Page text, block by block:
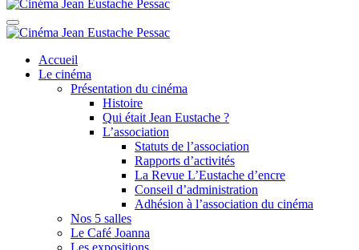
Accueil
Le cinéma
Présentation du cinéma
Histoire
Qui était Jean Eustache ?
L’association
Statuts de l’association
Rapports d’activités
La Revue L’Eustache d’encre
Conseil d’administration
Adhésion à l’association du cinéma
Nos 5 salles
Le Café Joanna
Les expositions